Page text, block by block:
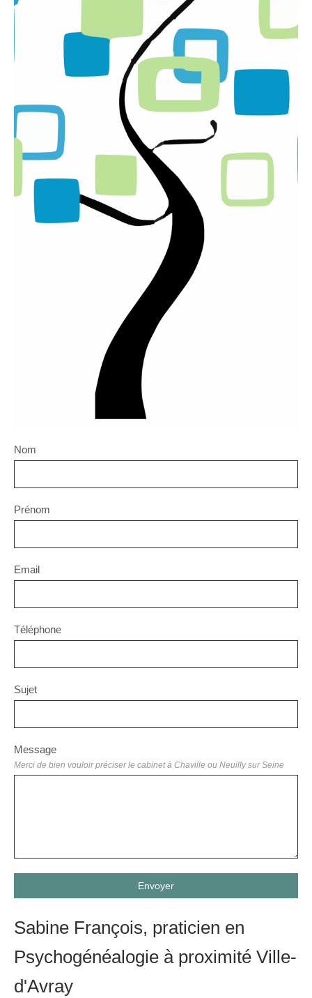
Nom
Prénom
Email
Téléphone
Sujet
Message
Merci de bien vouloir préciser le cabinet à Chaville ou Neuilly sur Seine
Envoyer
Sabine François, praticien en
Psychogénéalogie à proximité Ville-
d'Avray